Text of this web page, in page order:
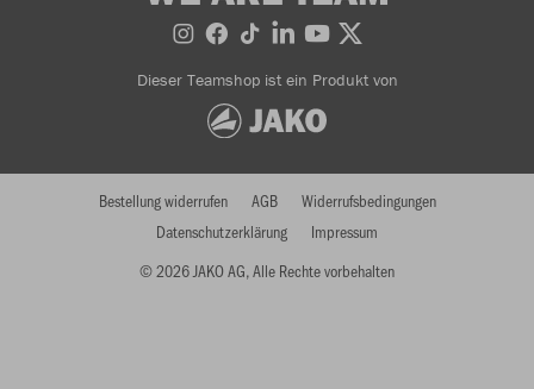
Dieser Teamshop ist ein Produkt von
© 2026 JAKO AG, Alle Rechte vorbehalten
Bestellung widerrufen AGB
Widerrufsbedingungen
Datenschutzerklärung
Impressum